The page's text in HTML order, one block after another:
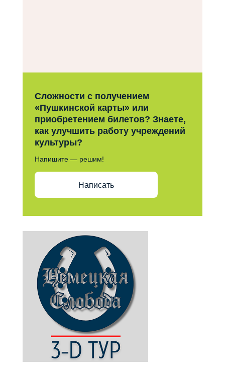
Сложности с получением
«Пушкинской карты» или
приобретением билетов? Знаете,
как улучшить работу учреждений
культуры?
Напишите — решим!
Написать